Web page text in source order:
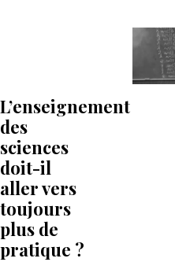
L’enseignement
des
sciences
doit-il
aller vers
toujours
plus de
pratique ?